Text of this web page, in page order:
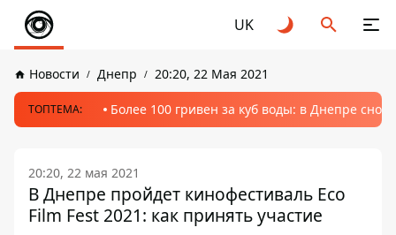
UK
Новости Днепр 20:20, 22 Мая 2021
ТОПТЕМА: Более 100 гривен за куб воды: в Днепре
20:20, 22 мая 2021
В Днепре пройдет кинофестиваль Eco
Film Fest 2021: как принять участие